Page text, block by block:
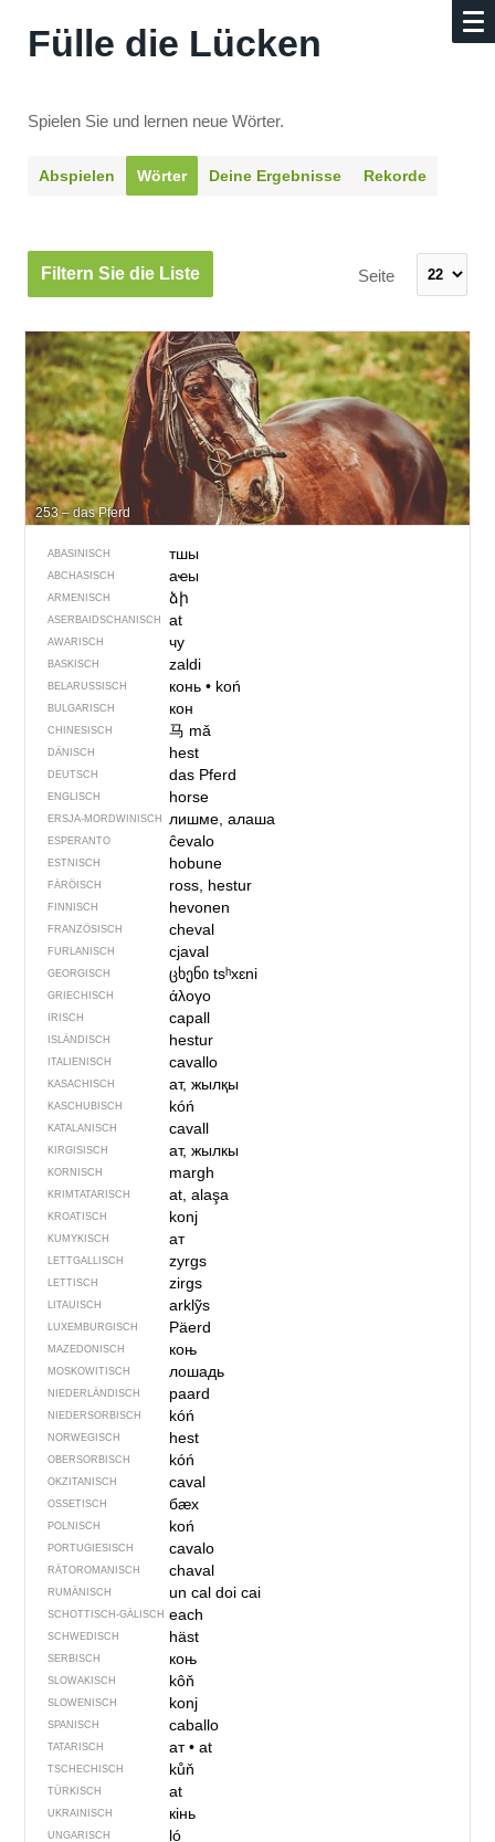
Fülle die Lücken
Spielen Sie und lernen neue Wörter.
Abspielen Wörter Deine Ergebnisse Rekorde
Filtern Sie die Liste Seite
253 – das Pferd
ABASINISCH тшы
ABCHASISCH аҽы
ARMENISCH ձի
ASERBAIDSCHANISCH at
AWARISCH чу
BASKISCH zaldi
BELARUSSISCH конь• koń
BULGARISCH кон
CHINESISCH 马 mǎ
DÄNISCH hest
DEUTSCH das Pferd
ENGLISCH horse
ERSJA-MORDWINISCH лишме, алаша
ESPERANTO ĉevalo
ESTNISCH hobune
FÄRÖISCH ross, hestur
FINNISCH hevonen
FRANZÖSISCH cheval
FURLANISCH cjaval
GEORGISCH ცხენიtsʰxɛni
GRIECHISCH άλογο
IRISCH capall
ISLÄNDISCH hestur
ITALIENISCH cavallo
KASACHISCH ат, жылқы
KASCHUBISCH kóń
KATALANISCH cavall
KIRGISISCH ат, жылкы
KORNISCH margh
KRIMTATARISCH at, alaşa
KROATISCH konj
KUMYKISCH ат
LETTGALLISCH zyrgs
LETTISCH zirgs
LITAUISCH arklỹs
LUXEMBURGISCH Päerd
MAZEDONISCH коњ
MOSKOWITISCH лошадь
NIEDERLÄNDISCH paard
NIEDERSORBISCH kóń
NORWEGISCH hest
OBERSORBISCH kóń
OKZITANISCH caval
OSSETISCH бӕх
POLNISCH koń
PORTUGIESISCH cavalo
RÄTOROMANISCH chaval
RUMÄNISCH un caldoi cai
SCHOTTISCH-GÄLISCH each
SCHWEDISCH häst
SERBISCH коњ
SLOWAKISCH kôň
SLOWENISCH konj
SPANISCH caballo
TATARISCH ат• at
TSCHECHISCH kůň
TÜRKISCH at
UKRAINISCH кінь
UNGARISCH ló